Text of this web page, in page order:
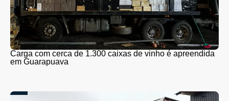
Carga com cerca de 1.300 caixas de vinho é apreendida
em Guarapuava